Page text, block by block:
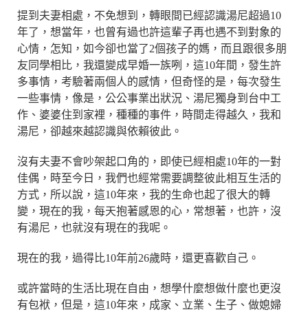
提到夫妻相處，不免想到，轉眼間已經認識湯尼超過10
年了，想當年，也曾有過也許這輩子再也遇不到對象的
心情，怎知，如今卻也當了2個孩子的媽，而且跟很多朋
友同學相比，我還變成早婚一族咧，這10年間，發生許
多事情，考驗著兩個人的感情，但奇怪的是，每次發生
一些事情，像是，公公事業出狀況、湯尼獨身到台中工
作、婆婆住到家裡，種種的事件，時間走得越久，我和
湯尼，卻越來越認識與依賴彼此。
沒有夫妻不會吵架起口角的，即使已經相處10年的一對
佳偶，時至今日，我們也經常需要調整彼此相互生活的
方式，所以說，這10年來，我的生命也起了很大的轉
變，現在的我，每天抱著感恩的心，常想著，也許，沒
有湯尼，也就沒有現在的我呢。
現在的我，過得比10年前26歲時，還更喜歡自己。
或許當時的生活比現在自由，想學什麼想做什麼也更沒
有包袱，但是，這10年來，成家、立業、生子、做媳婦